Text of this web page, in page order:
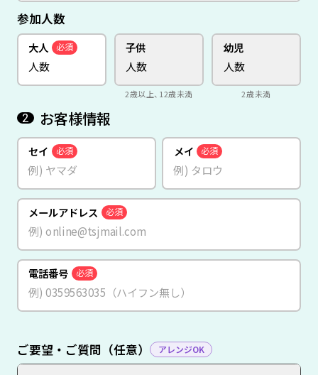
参加人数
大人 必須 子供
2歳以上、12歳未満
幼児
2歳未満
2 お客様情報
セイ 必須 メイ 必須
メールアドレス 必須
電話番号 必須
ご要望・ご質問（任意） アレンジOK